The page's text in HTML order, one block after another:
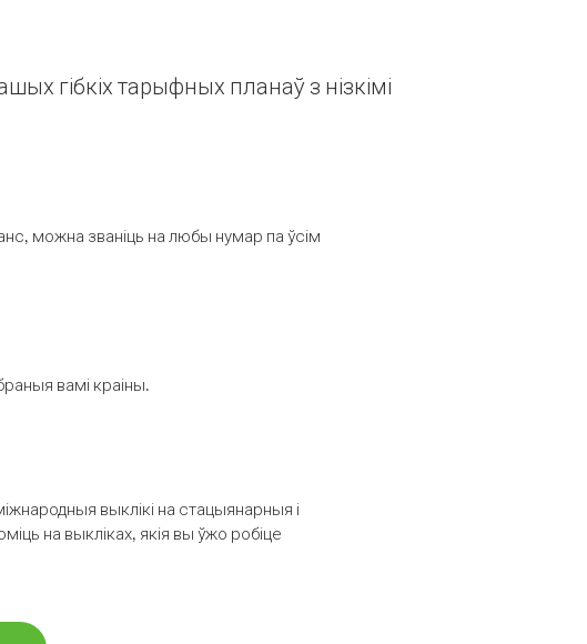
гібкіх тарыфных планаў з нізкімі
можна званіць на любы нумар па ўсім
вамі краіны.
выклікі на стацыянарныя і
на выкліках, якія вы ўжо робіце